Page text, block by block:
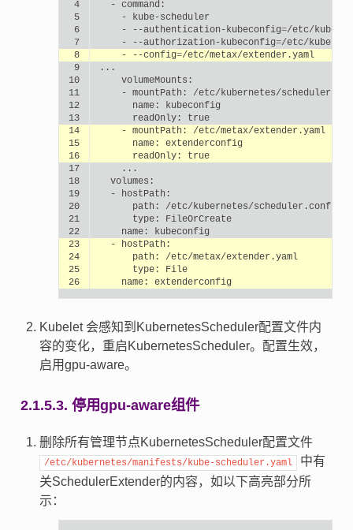
4 -
5
-
6
- --authentication-kubeconfig=
7
- --authorization-kubeconfig=
8
- --config=
/etc/metax/extender.yaml
9
10
11
- mountPath:
12
name:
kubeconfig
13
readOnly:
true
14
- mountPath:
/etc/metax/extender.yaml
15
name:
extenderconfig
16
readOnly:
true
17
18
19
-
20
path:
/etc/kubernetes/scheduler.conf
21
type:
FileOrCreate
22
name:
kubeconfig
23
-
24
path:
/etc/metax/extender.yaml
25
type:
File
26
name: extenderconfig
Kubelet 会感知到KubernetesScheduler配置文件内
容的变化，重启KubernetesScheduler。配置生效，
启用gpu-aware。
2.1.5.3. 停用gpu-aware组件
删除所有管理节点KubernetesScheduler配置文件
/etc/kubernetes/manifests/kube-scheduler.yaml
中有
关SchedulerExtender的内容，如以下高亮部分所
示：